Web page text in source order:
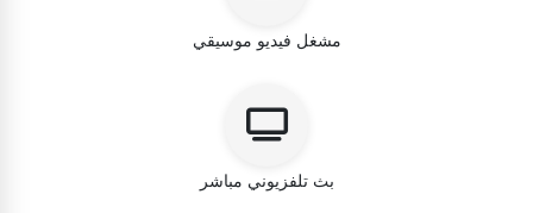
مشغل فيديو موسيقي
بث تلفزيوني مباشر